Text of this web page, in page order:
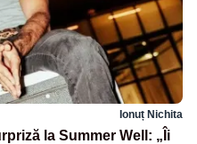
Ionuț Nichita
la Summer Well: „Îi